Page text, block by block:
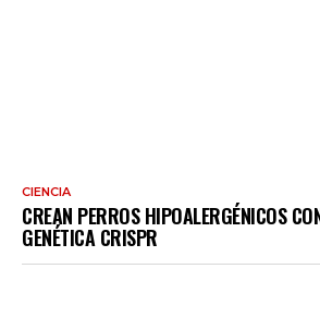
CIENCIA
CREAN PERROS HIPOALERGÉNICOS
GENÉTICA CRISPR